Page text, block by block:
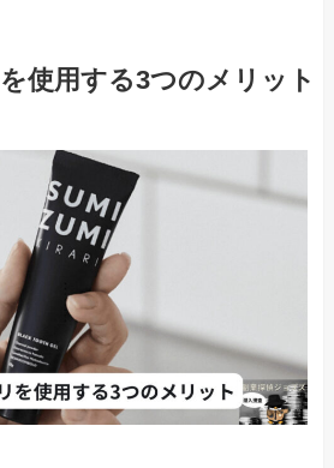
使用する3つのメリット